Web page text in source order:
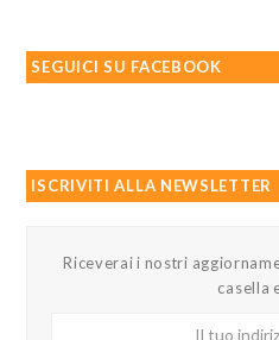
SEGUICI SU FACEBOOK
ISCRIVITI ALLA NEWSLETTER
Riceverai i nostri
casella